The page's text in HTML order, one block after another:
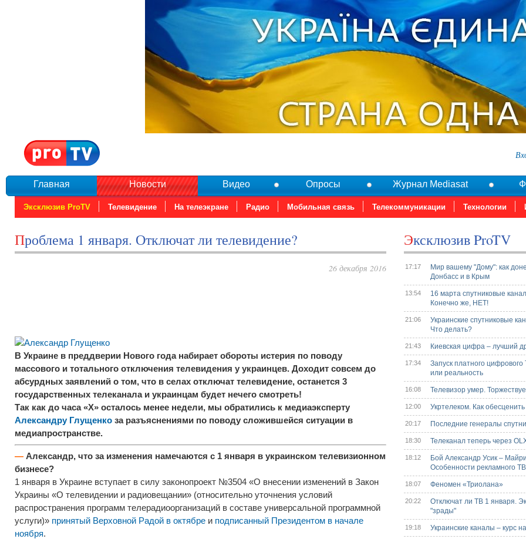
Главная Новости
Эксклюзив ProTV Телевидение На телеэкране Радио Мобильная связь Телекоммуникации Технологии
Видео Опросы Журнал Mediasat
Проблема 1 января. Отключат ли телевидение?
26 декабря 2016
В Украине в преддверии Нового года набирает обороты истерия по поводу
массового и тотального отключения телевидения у украинцев. Доходит совсем до
абсурдных заявлений о том, что в селах отключат телевидение, останется 3
государственных телеканала и украинцам будет нечего смотреть!
Так как до часа «Х» осталось менее недели, мы обратились к медиаэксперту
Александру Глущенко за разъяснениями по поводу сложившейся ситуации в
медиапространстве.
— Александр, что за изменения намечаются с 1 января в украинском телевизионном
бизнесе?
1 января в Украине вступает в силу законопроект №3504 «О внесении изменений в Закон
Украины «О телевидении и радиовещании» (относительно уточнения условий
распространения программ телерадиоорганизаций в составе универсальной программной
услуги)» принятый Верховной Радой в октябре и подписанный Президентом в начале
ноября.
Эксклюзив ProTV
17:17
Мир вашему "Дому": как
Донбасс и в Крым
13:54
16 марта спутниковые
Конечно же, НЕТ!
21:06
Украинские спутниковые
Что делать?
21:43 Киевская цифра – лучший
17:34
Запуск платного
или реальность
16:08 Телевизор умер.
12:00 Укртелеком. Как
20:17 Последние генералы
18:30 Телеканал теперь через
18:12
Бой Александр Усик –
Особенности рекламного ТВ
18:07 Феномен «Триолана»
20:22
Отключат ли ТВ 1 января.
"зрады"
19:18 Украинские каналы – курс